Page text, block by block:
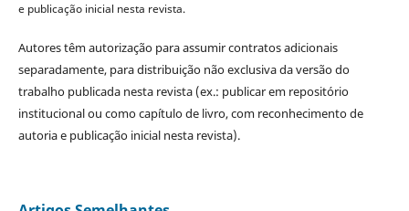
e publicação inicial nesta revista.
Autores têm autorização para assumir contratos adicionais
separadamente, para distribuição não exclusiva da versão do
trabalho publicada nesta revista (ex.: publicar em repositório
institucional ou como capítulo de livro, com reconhecimento de
autoria e publicação inicial nesta revista).